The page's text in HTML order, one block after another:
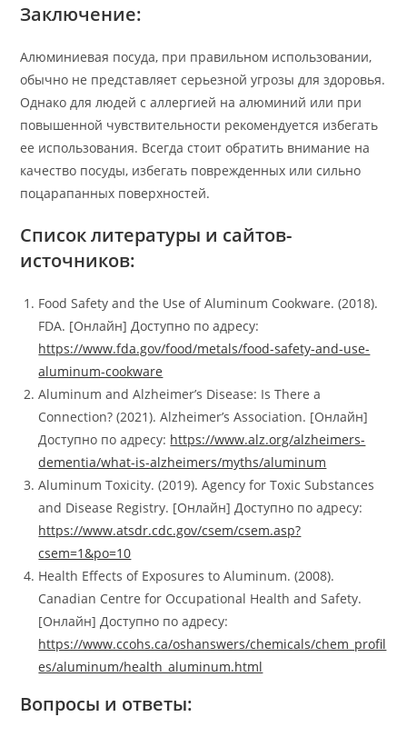
Заключение:
Алюминиевая посуда, при правильном использовании,
обычно не представляет серьезной угрозы для здоровья.
Однако для людей с аллергией на алюминий или при
повышенной чувствительности рекомендуется избегать
ее использования. Всегда стоит обратить внимание на
качество посуды, избегать поврежденных или сильно
поцарапанных поверхностей.
Список литературы и сайтов-
источников:
Food Safety and the Use of Aluminum Cookware. (2018).
FDA. [Онлайн] Доступно по адресу:
https://www.fda.gov/food/metals/food-safety-and-use-
aluminum-cookware
Aluminum and Alzheimer’s Disease: Is There a
Connection? (2021). Alzheimer’s Association. [Онлайн]
Доступно по адресу: https://www.alz.org/alzheimers-
dementia/what-is-alzheimers/myths/aluminum
Aluminum Toxicity. (2019). Agency for Toxic Substances
and Disease Registry. [Онлайн] Доступно по адресу:
https://www.atsdr.cdc.gov/csem/csem.asp?
csem=1&po=10
Health Effects of Exposures to Aluminum. (2008).
Canadian Centre for Occupational Health and Safety.
[Онлайн] Доступно по адресу:
https://www.ccohs.ca/oshanswers/chemicals/chem_profil
es/aluminum/health_aluminum.html
Вопросы и ответы: